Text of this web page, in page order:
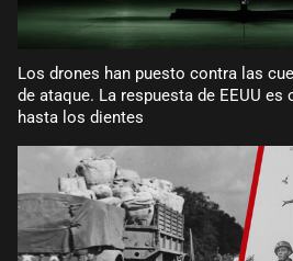
Los drones han puesto contra las
de ataque. La respuesta de EEUU es
hasta los dientes